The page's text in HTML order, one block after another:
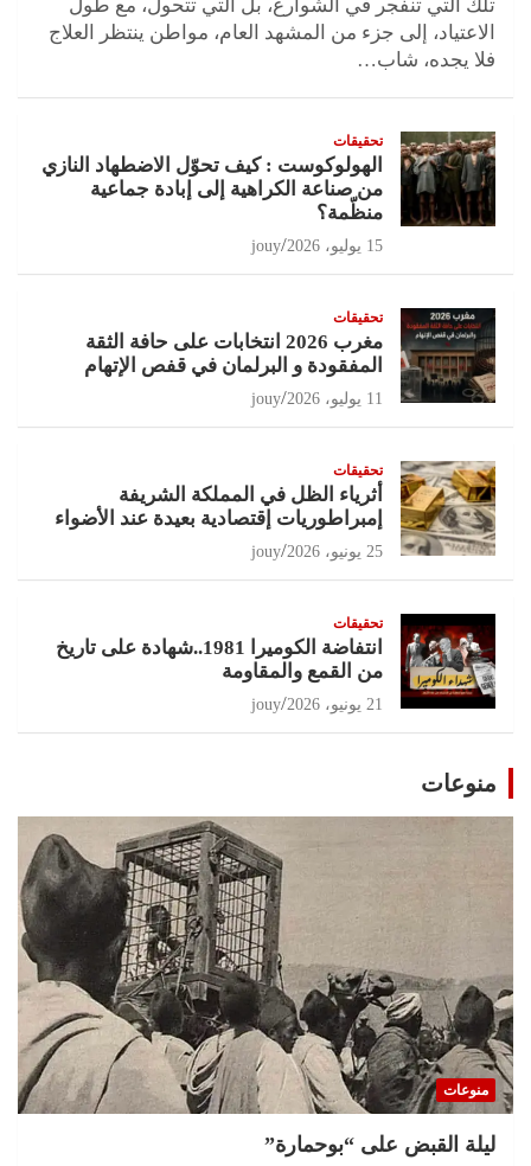
تلك التي تنفجر في الشوارع، بل التي تتحول، مع طول
الاعتياد، إلى جزء من المشهد العام، مواطن ينتظر العلاج
فلا يجده، شاب…
تحقيقات
الهولوكوست : كيف تحوّل الاضطهاد النازي
من صناعة الكراهية إلى إبادة جماعية
منظّمة؟
15 يوليو، 2026 jouy
تحقيقات
مغرب 2026 انتخابات على حافة الثقة
المفقودة و البرلمان في قفص الإتهام
11 يوليو، 2026 jouy
تحقيقات
أثرياء الظل في المملكة الشريفة
إمبراطوريات إقتصادية بعيدة عند الأضواء
25 يونيو، 2026 jouy
تحقيقات
انتفاضة الكوميرا 1981..شهادة على تاريخ
من القمع والمقاومة
21 يونيو، 2026 jouy
منوعات
منوعات
ليلة القبض على “بوحمارة”